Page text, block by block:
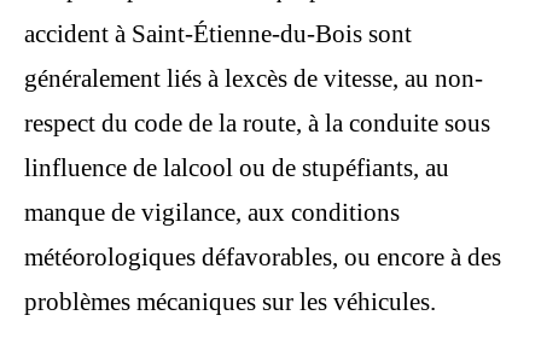
accident à Saint-Étienne-du-Bois sont
généralement liés à lexcès de vitesse, au non-
respect du code de la route, à la conduite sous
linfluence de lalcool ou de stupéfiants, au
manque de vigilance, aux conditions
météorologiques défavorables, ou encore à des
problèmes mécaniques sur les véhicules.